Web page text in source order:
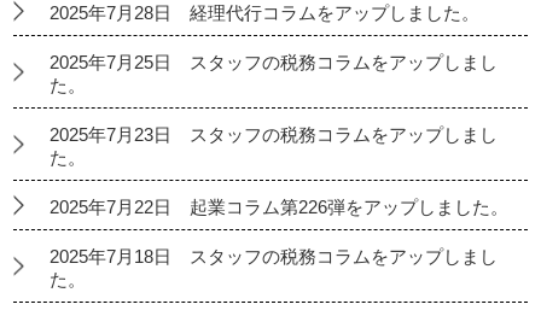
2025年7月28日 経理代行コラムをアップしました。
2025年7月25日 スタッフの税務コラムをアップしまし
た。
2025年7月23日 スタッフの税務コラムをアップしまし
た。
2025年7月22日 起業コラム第226弾をアップしました。
2025年7月18日 スタッフの税務コラムをアップしまし
た。